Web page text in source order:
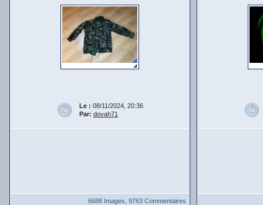
Le : 08/11/2024, 20:36
Par: dovah71
6688 Images, 9763 Commentaires